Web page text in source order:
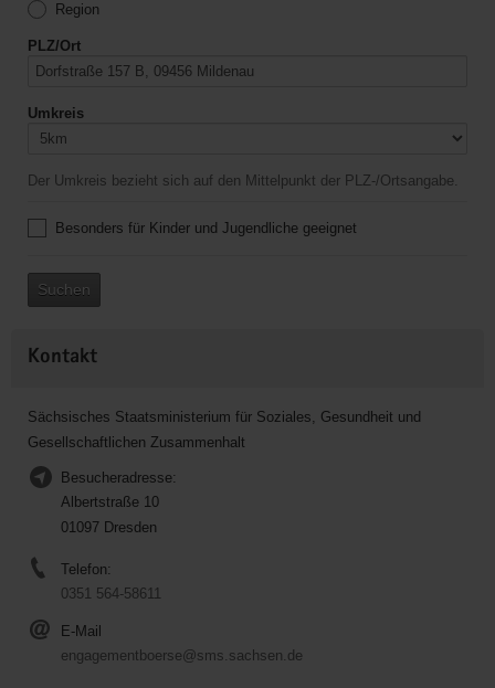
Region
PLZ/Ort
Umkreis
Der Umkreis bezieht sich auf den Mittelpunkt der PLZ-/Ortsangabe.
Besonders für Kinder und Jugendliche geeignet
Suchen
Kontakt
Sächsisches Staatsministerium für Soziales, Gesundheit und
Gesellschaftlichen Zusammenhalt
Besucheradresse:
Albertstraße 10
01097 Dresden
Telefon:
0351 564-58611
E-Mail
engagementboerse@sms.sachsen.de